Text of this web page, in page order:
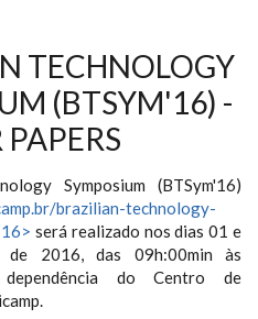
TECHNOLOGY
(BTSYM'16) -
Symposium (BTSym'16)
brazilian-technology-
será realizado nos dias 01 e
de 2016, das 09h:00min às
do Centro de